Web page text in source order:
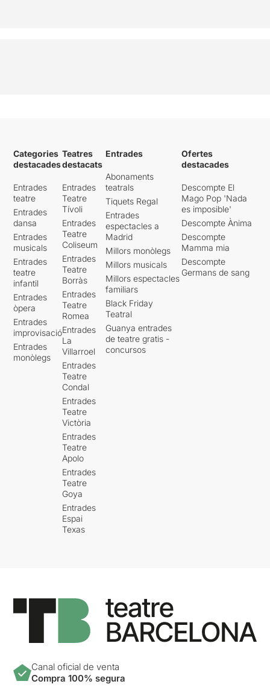
Categories
destacades
Entrades
teatre
Entrades
dansa
Entrades
musicals
Entrades
teatre
infantil
Entrades
òpera
Entrades
improvisació
Entrades
monòlegs
Teatres
destacats
Entrades
Teatre
Tívoli
Entrades
Teatre
Coliseum
Entrades
Teatre
Borràs
Entrades
Teatre
Romea
Entrades
La
Villarroel
Entrades
Teatre
Condal
Entrades
Teatre
Victòria
Entrades
Teatre
Apolo
Entrades
Teatre
Goya
Entrades
Espai
Texas
Entrades
Abonaments
teatrals
Tiquets Regal
Entrades
espectacles a
Madrid
Millors monòlegs
Millors musicals
Millors espectacles
familiars
Black Friday
Teatral
Guanya entrades
de teatre gratis -
concursos
Ofertes
destacades
Descompte El
Mago Pop 'Nada
es imposible'
Descompte Ànima
Descompte
Mamma mia
Descompte
Germans de sang
Canal oficial de venta
Compra 100% segura